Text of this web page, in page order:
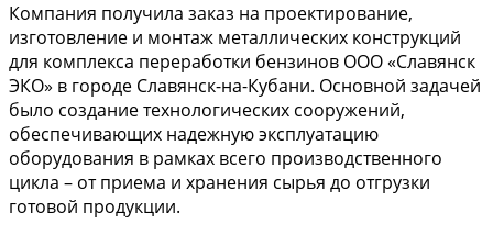
Компания получила заказ на проектирование,
изготовление и монтаж металлических конструкций
для комплекса переработки бензинов ООО «Славянск
ЭКО» в городе Славянск-на-Кубани. Основной задачей
было создание технологических сооружений,
обеспечивающих надежную эксплуатацию
оборудования в рамках всего производственного
цикла – от приема и хранения сырья до отгрузки
готовой продукции.